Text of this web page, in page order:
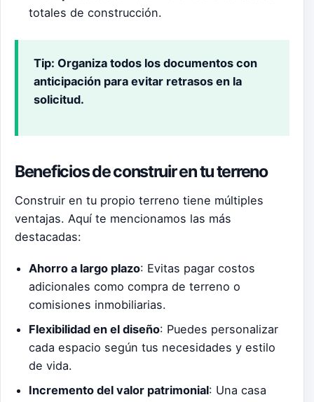
totales de construcción.
Tip: Organiza todos los documentos con
anticipación para evitar retrasos en la
solicitud.
Beneficios de construir en tu terreno
Construir en tu propio terreno tiene múltiples
ventajas. Aquí te mencionamos las más
destacadas:
Ahorro a largo plazo: Evitas pagar costos
adicionales como compra de terreno o
comisiones inmobiliarias.
Flexibilidad en el diseño: Puedes personalizar
cada espacio según tus necesidades y estilo
de vida.
Incremento del valor patrimonial: Una casa